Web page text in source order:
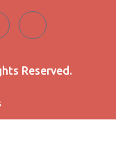
Reserved.